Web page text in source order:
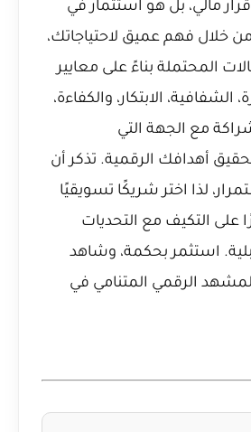
قرار مالي، بل هو استثمار في
خلال فهم عميق لاحتياجاتك،
المحتملة بناءً على معايير
الابتكار، والكفاءة،
مع الجهة التي
أهدافك الرقمية. تذكر أن
لذا اختر شريكًا تسويقيًا
على التكيف مع التحديات
استثمر بحكمة، وشاهد
الرقمي المتنامي في